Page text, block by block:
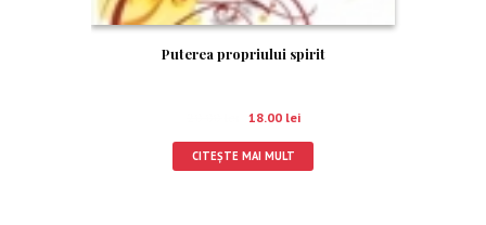
Puterea propriului spirit
18.00 lei
CITEȘTE MAI MULT